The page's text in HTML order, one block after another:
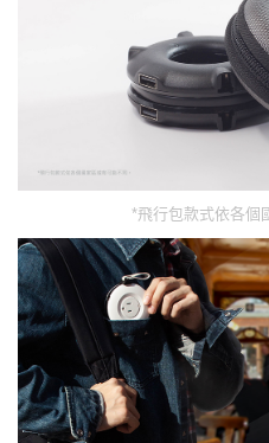
*飛行包款式依各個